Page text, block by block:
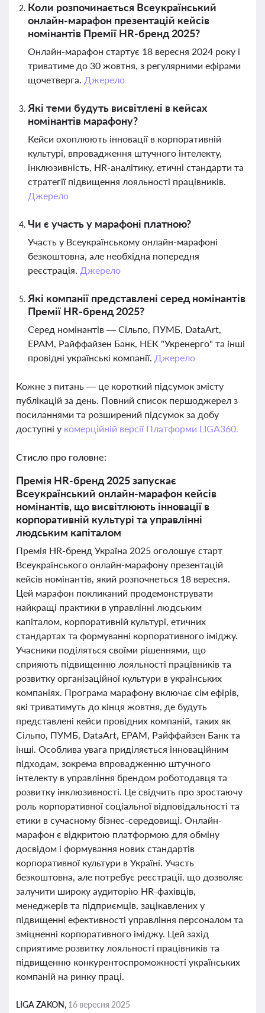
Коли розпочинається Всеукраїнський
онлайн-марафон презентацій кейсів
номінантів Премії HR-бренд 2025?
Онлайн-марафон стартує 18 вересня 2024 року і
триватиме до 30 жовтня, з регулярними ефірами
щочетверга. Джерело
Які теми будуть висвітлені в кейсах
номінантів марафону?
Кейси охоплюють інновації в корпоративній
культурі, впровадження штучного інтелекту,
інклюзивність, HR-аналітику, етичні стандарти та
стратегії підвищення лояльності працівників.
Джерело
Чи є участь у марафоні платною?
Участь у Всеукраїнському онлайн-марафоні
безкоштовна, але необхідна попередня
реєстрація. Джерело
Які компанії представлені серед номінантів
Премії HR-бренд 2025?
Серед номінантів — Сільпо, ПУМБ, DataArt,
EPAM, Райффайзен Банк, НЕК "Укренерго" та інші
провідні українські компанії. Джерело
Кожне з питань — це короткий підсумок змісту
публікацій за день. Повний список першоджерел з
посиланнями та розширений підсумок за добу
доступні у комерційній версії Платформи LIGA360.
Стисло про головне:
Премія HR-бренд 2025 запускає
Всеукраїнський онлайн-марафон кейсів
номінантів, що висвітлюють інновації в
корпоративній культурі та управлінні
людським капіталом
Премія HR-бренд Україна 2025 оголошує старт
Всеукраїнського онлайн-марафону презентацій
кейсів номінантів, який розпочнеться 18 вересня.
Цей марафон покликаний продемонструвати
найкращі практики в управлінні людським
капіталом, корпоративній культурі, етичних
стандартах та формуванні корпоративного іміджу.
Учасники поділяться своїми рішеннями, що
сприяють підвищенню лояльності працівників та
розвитку організаційної культури в українських
компаніях. Програма марафону включає сім ефірів,
які триватимуть до кінця жовтня, де будуть
представлені кейси провідних компаній, таких як
Сільпо, ПУМБ, DataArt, EPAM, Райффайзен Банк та
інші. Особлива увага приділяється інноваційним
підходам, зокрема впровадженню штучного
інтелекту в управління брендом роботодавця та
розвитку інклюзивності. Це свідчить про зростаючу
роль корпоративної соціальної відповідальності та
етики в сучасному бізнес-середовищі. Онлайн-
марафон є відкритою платформою для обміну
досвідом і формування нових стандартів
корпоративної культури в Україні. Участь
безкоштовна, але потребує реєстрації, що дозволяє
залучити широку аудиторію HR-фахівців,
менеджерів та підприємців, зацікавлених у
підвищенні ефективності управління персоналом та
зміцненні корпоративного іміджу. Цей захід
сприятиме розвитку лояльності працівників та
підвищенню конкурентоспроможності українських
компаній на ринку праці.
LIGA ZAKON, 16 вересня 2025